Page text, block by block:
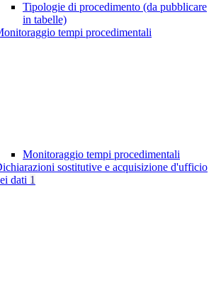
Tipologie di procedimento (da pubblicare
in tabelle)
tempi procedimentali
Monitoraggio tempi procedimentali
sostitutive e acquisizione d'ufficio
dati 1